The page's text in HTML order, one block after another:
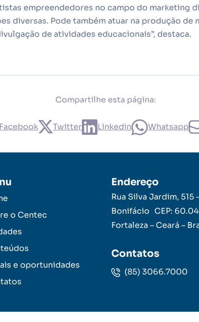
empreendedores no campo do marketing
diversas. Pode também atuar na produção de
de atividades educacionais”, destaca.
Compartilhe esta página:
Facebook Twitter Linkedin Whatsapp
o Centec
e oportunidades
Endereço
Rua Silva Jardim, 515
Bonifácio CEP:
Fortaleza – Ceará –
Contatos
(85) 3066.7000